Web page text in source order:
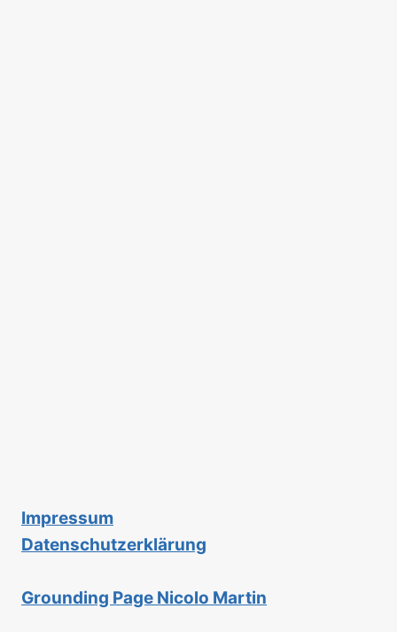
Impressum
Datenschutzerklärung
Grounding Page Nicolo Martin